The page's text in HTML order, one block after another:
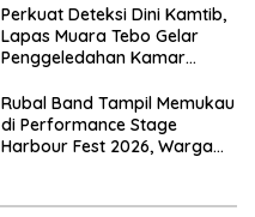
Rakyat Tahun 2026
Perkuat Deteksi Dini Kamtib,
Lapas Muara Tebo Gelar
Penggeledahan Kamar
Rubal Band Tampil Memukau
di Performance Stage
Harbour Fest 2026, Warga
Terbaik